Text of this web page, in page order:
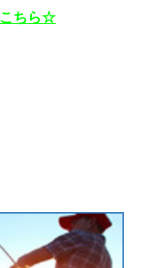
こちら☆